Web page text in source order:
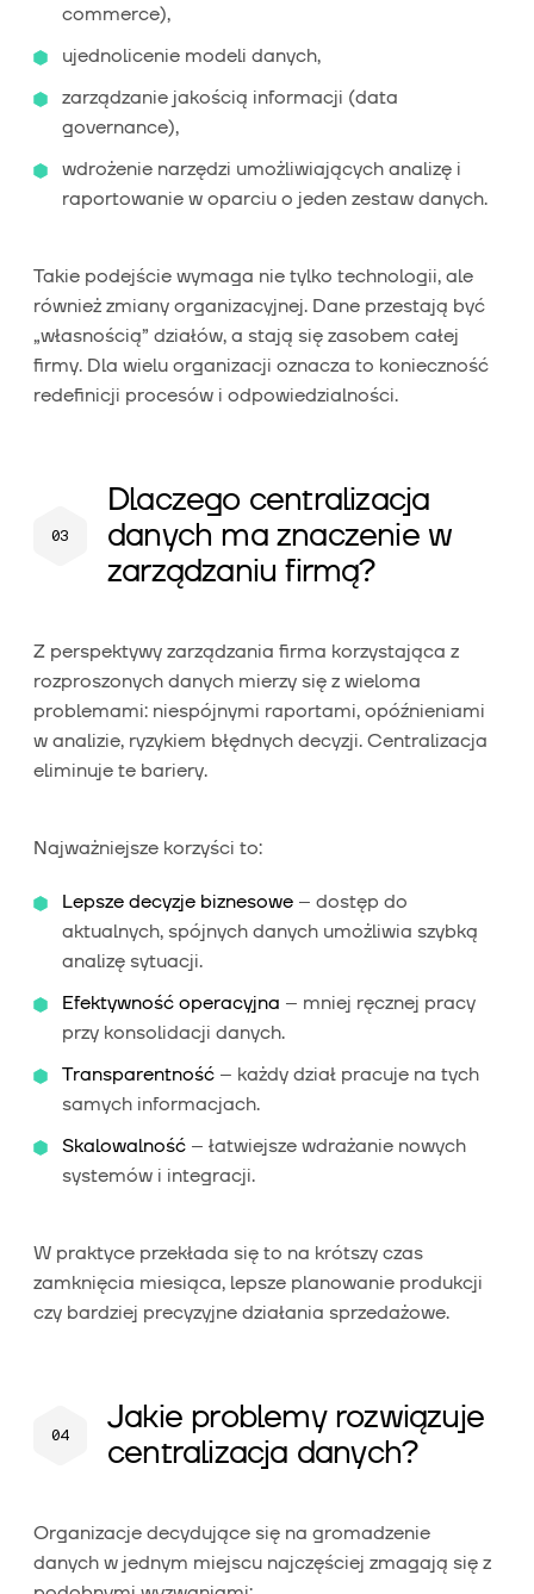
commerce),
ujednolicenie modeli danych,
zarządzanie jakością informacji (data
governance),
wdrożenie narzędzi umożliwiających analizę i
raportowanie w oparciu o jeden zestaw danych.
Takie podejście wymaga nie tylko technologii, ale
również zmiany organizacyjnej. Dane przestają być
„własnością” działów, a stają się zasobem całej
firmy. Dla wielu organizacji oznacza to konieczność
redefinicji procesów i odpowiedzialności.
Dlaczego centralizacja
danych ma znaczenie w
zarządzaniu firmą?
Z perspektywy zarządzania firma korzystająca z
rozproszonych danych mierzy się z wieloma
problemami: niespójnymi raportami, opóźnieniami
w analizie, ryzykiem błędnych decyzji. Centralizacja
eliminuje te bariery.
Najważniejsze korzyści to:
Lepsze decyzje biznesowe – dostęp do
aktualnych, spójnych danych umożliwia szybką
analizę sytuacji.
Efektywność operacyjna – mniej ręcznej pracy
przy konsolidacji danych.
Transparentność – każdy dział pracuje na tych
samych informacjach.
Skalowalność – łatwiejsze wdrażanie nowych
systemów i integracji.
W praktyce przekłada się to na krótszy czas
zamknięcia miesiąca, lepsze planowanie produkcji
czy bardziej precyzyjne działania sprzedażowe.
Jakie problemy rozwiązuje
centralizacja danych?
Organizacje decydujące się na gromadzenie
danych w jednym miejscu najczęściej zmagają się z